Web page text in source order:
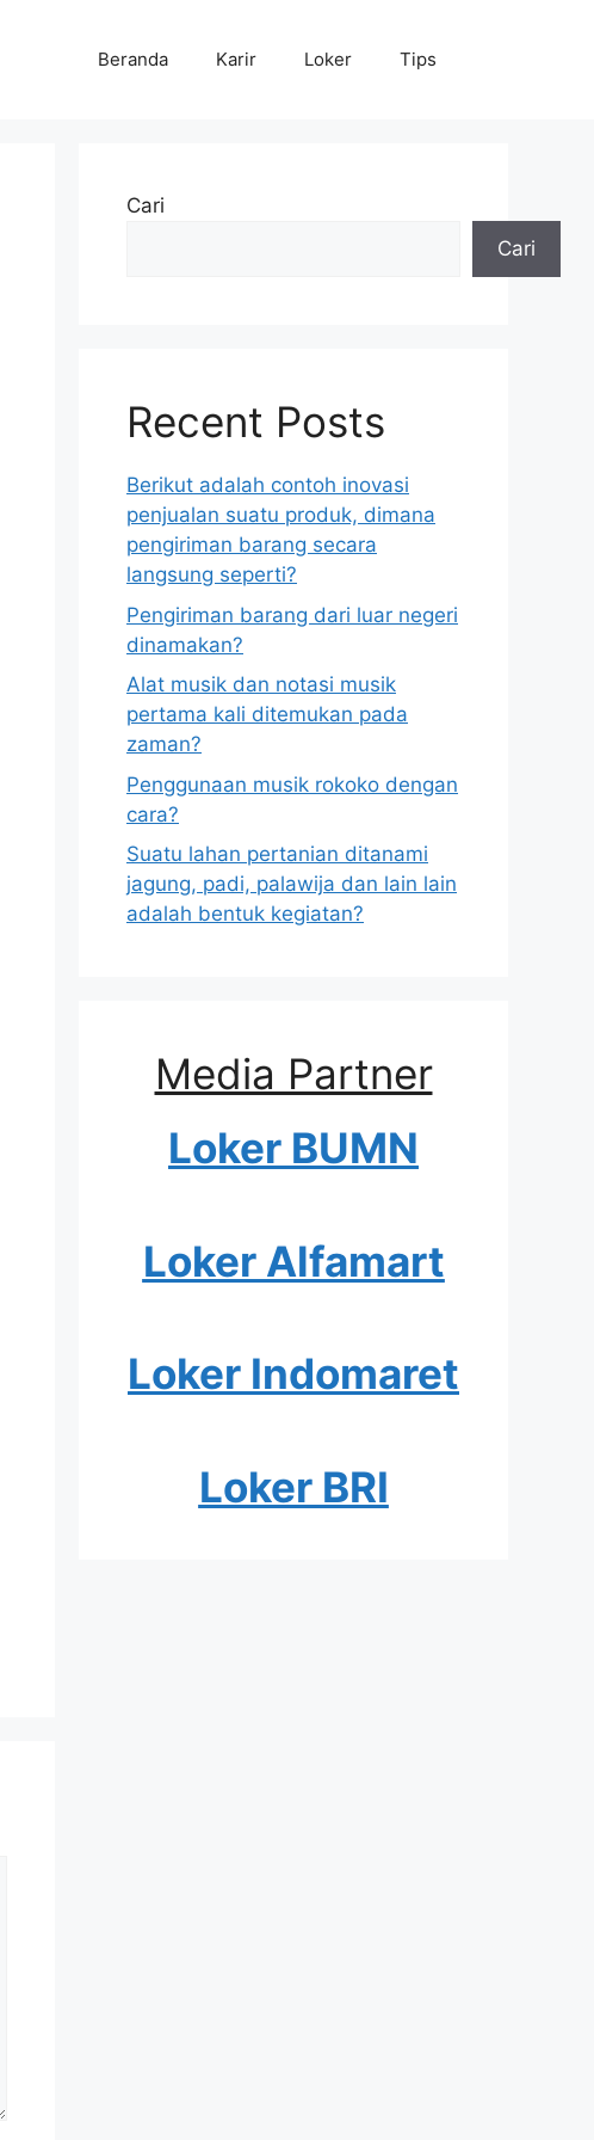
Beranda Karir Loker Tips
Cari
Cari
Recent Posts
Berikut adalah contoh inovasi
penjualan suatu produk, dimana
pengiriman barang secara
langsung seperti?
Pengiriman barang dari luar negeri
dinamakan?
Alat musik dan notasi musik
pertama kali ditemukan pada
zaman?
Penggunaan musik rokoko dengan
cara?
Suatu lahan pertanian ditanami
jagung, padi, palawija dan lain lain
adalah bentuk kegiatan?
Media Partner
Loker BUMN
Loker Alfamart
Loker Indomaret
Loker BRI